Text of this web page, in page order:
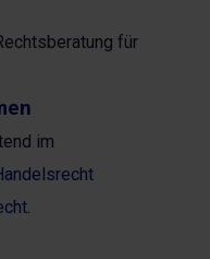
für
im
.